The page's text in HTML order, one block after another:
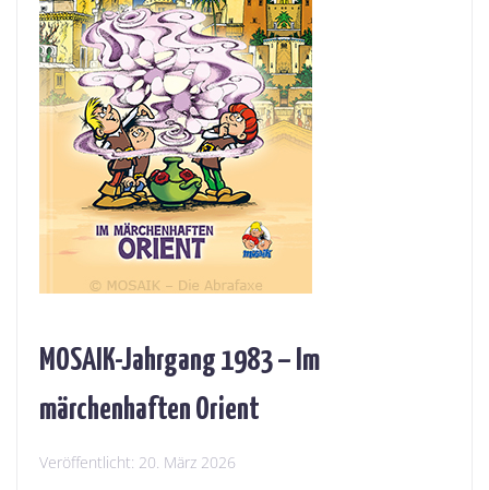
MOSAIK-Jahrgang 1983 – Im
märchenhaften Orient
Veröffentlicht: 20. März 2026